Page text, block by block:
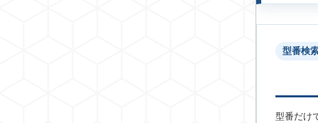
型番検
型番だけ